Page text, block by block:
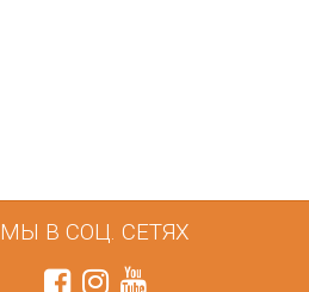
МЫ В СОЦ. СЕТЯХ